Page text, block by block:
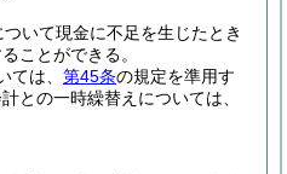
いて現金に不足を生じたとき
ことができる。
ては、 第45条の規定を準用す
との一時繰替えについては、